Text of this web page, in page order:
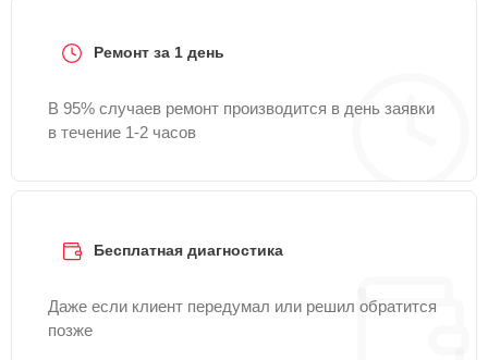
Ремонт за 1 день
В 95% случаев ремонт производится в день заявки
в течение 1-2 часов
Бесплатная диагностика
Даже если клиент передумал или решил обратится
позже